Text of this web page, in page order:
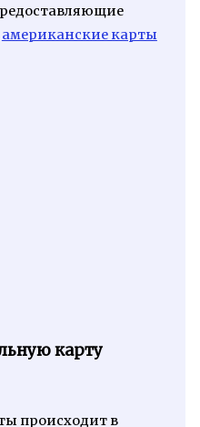
американские карты
карту
происходит в